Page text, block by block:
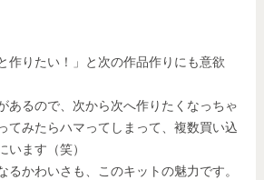
作りたい！」と次の作品作りにも意欲
あるので、次から次へ作りたくなっちゃ
てみたらハマってしまって、複数買い込
います（笑）
るかわいさも、このキットの魅力です。